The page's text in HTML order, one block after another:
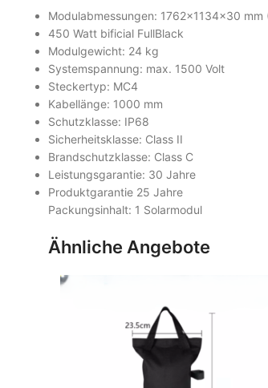
Modulabmessungen: 1762x1134x30 mm
450 Watt bificial FullBlack
Modulgewicht: 24 kg
Systemspannung: max. 1500 Volt
Steckertyp: MC4
Kabellänge: 1000 mm
Schutzklasse: IP68
Sicherheitsklasse: Class II
Brandschutzklasse: Class C
Leistungsgarantie: 30 Jahre
Produktgarantie 25 Jahre
Packungsinhalt: 1 Solarmodul
Ähnliche Angebote